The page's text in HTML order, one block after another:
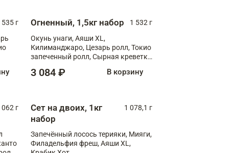
535 г
Огненный, 1,5кг набор
1 532 г
Окунь унаги, Аяши XL,
Килиманджаро, Цезарь ролл, Токио
запеченный ролл, Сырная креветка
3 084 ₽ В корзину
062 г
Сет на двоих, 1кг
набор
1 078,1 г
Запечённый лосось терияки, Мияги,
Филадельфия фреш, Аяши XL,